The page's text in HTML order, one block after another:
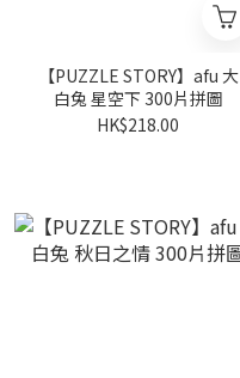
【PUZZLE STORY】afu 大
白兔 星空下 300片拼圖
HK$218.00